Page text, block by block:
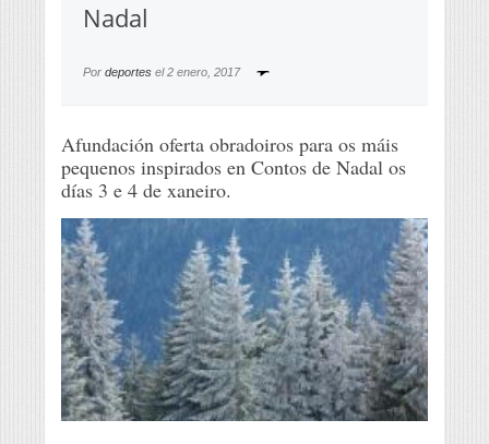
Nadal
Por deportes el2 enero, 2017
Afundación oferta obradoiros para os máis
pequenos inspirados en Contos de Nadal os
días 3 e 4 de xaneiro.